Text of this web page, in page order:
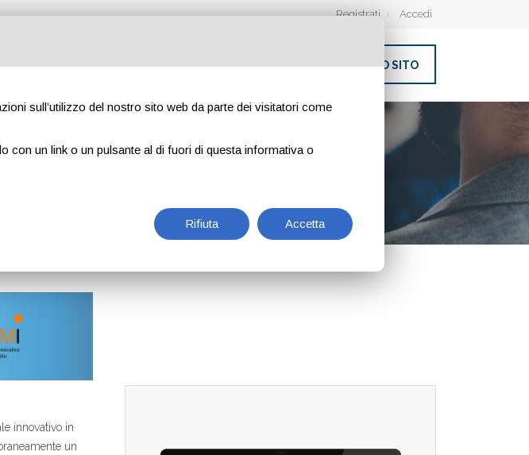
Registrati Accedi
INSERISCI IL TUO SITO
innovativo in
un
sull’utilizzo del nostro sito web da parte dei visitatori come
con un link o un pulsante al di fuori di questa informativa o
Rifiuta Accetta